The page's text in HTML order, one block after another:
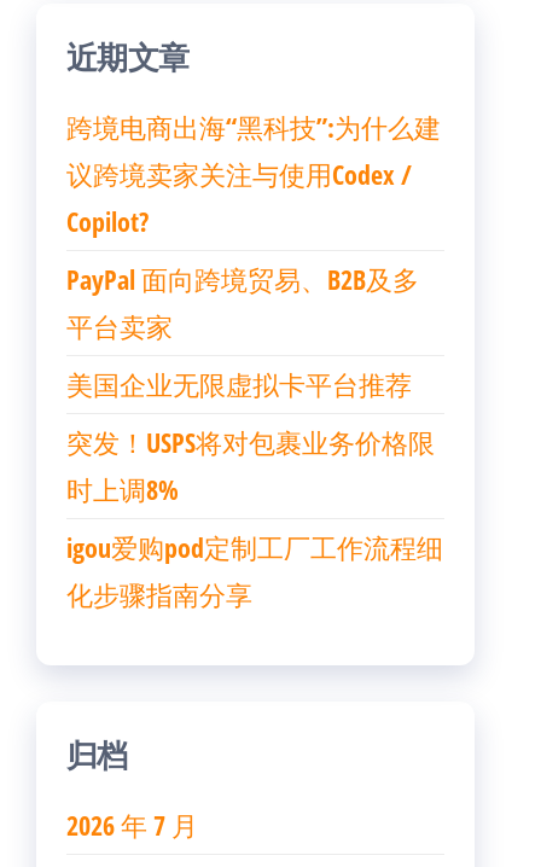
近期文章
跨境电商出海“黑科技”:为什么建
议跨境卖家关注与使用Codex /
Copilot?
PayPal 面向跨境贸易、B2B及多
平台卖家
美国企业无限虚拟卡平台推荐
突发！USPS将对包裹业务价格限
时上调8%
igou爱购pod定制工厂工作流程细
化步骤指南分享
归档
2026 年 7 月